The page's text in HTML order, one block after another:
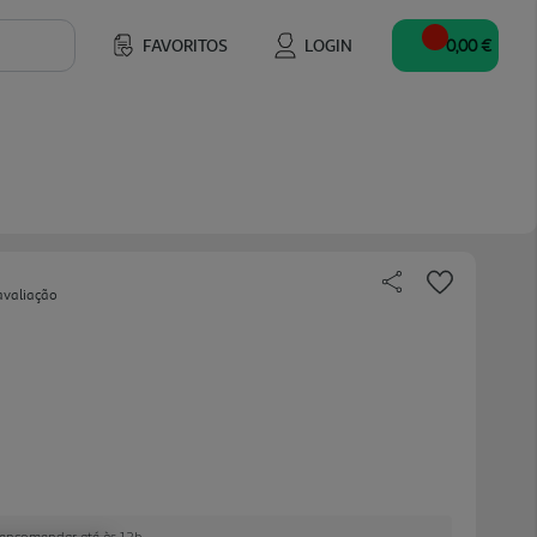
FAVORITOS LOGIN 0,00 €